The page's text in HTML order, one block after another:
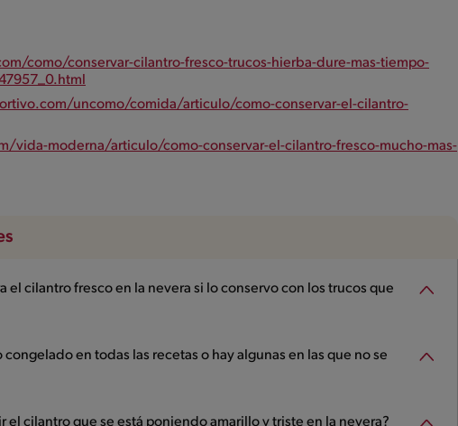
como/conservar-cilantro-fresco-trucos-hierba-dure-mas-tiempo-
uncomo/comida/articulo/como-conservar-el-cilantro-
vida-moderna/articulo/como-conservar-el-cilantro-fresco-mucho-mas-
el cilantro fresco en la nevera si lo conservo con los trucos que
congelado en todas las recetas o hay algunas en las que no se
el cilantro que se está poniendo amarillo y triste en la nevera?